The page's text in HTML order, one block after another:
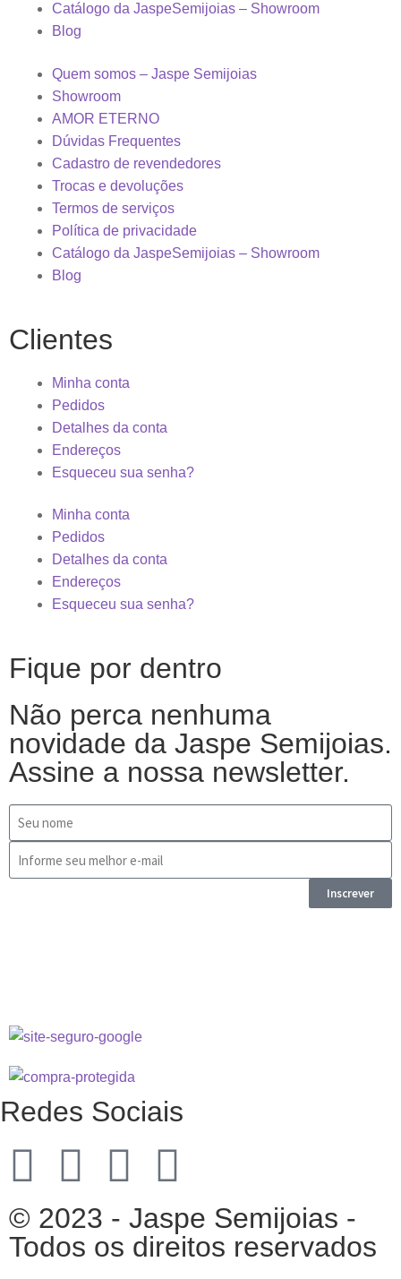
Catálogo da JaspeSemijoias – Showroom
Blog
Quem somos – Jaspe Semijoias
Showroom
AMOR ETERNO
Dúvidas Frequentes
Cadastro de revendedores
Trocas e devoluções
Termos de serviços
Política de privacidade
Catálogo da JaspeSemijoias – Showroom
Blog
Clientes
Minha conta
Pedidos
Detalhes da conta
Endereços
Esqueceu sua senha?
Minha conta
Pedidos
Detalhes da conta
Endereços
Esqueceu sua senha?
Fique por dentro
Não perca nenhuma
novidade da Jaspe Semijoias.
Assine a nossa newsletter.
Inscrever
Redes Sociais
© 2023 - Jaspe Semijoias -
Todos os direitos reservados